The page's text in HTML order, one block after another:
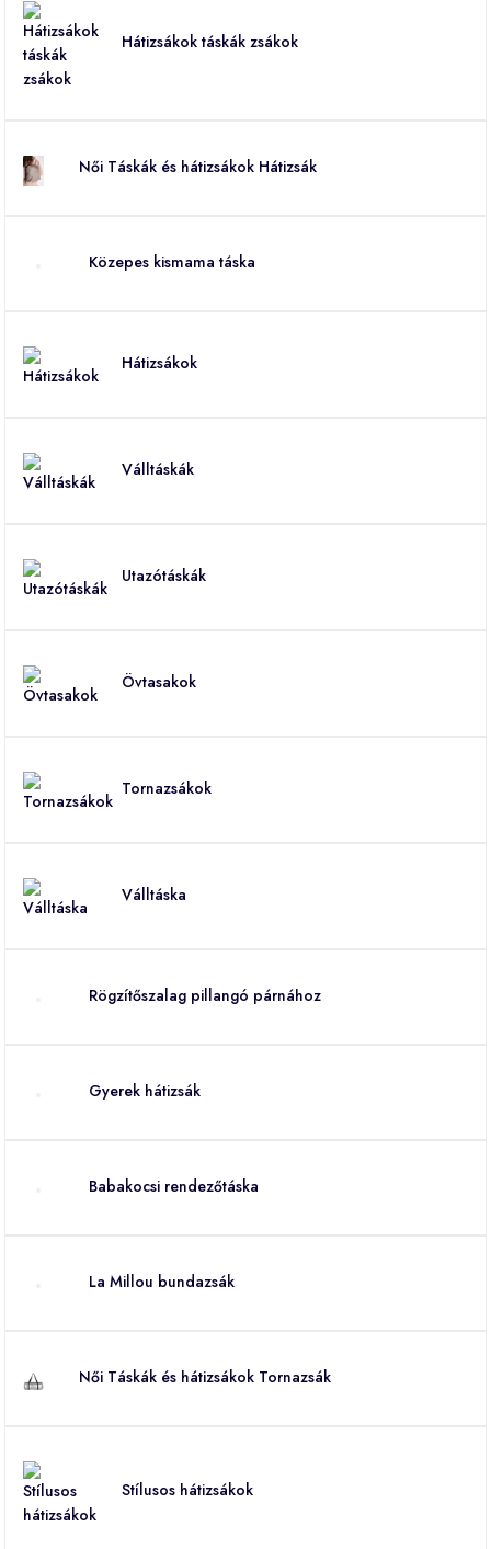
Hátizsákok táskák zsákok
Női Táskák és hátizsákok Hátizsák
Közepes kismama táska
Hátizsákok
Válltáskák
Utazótáskák
Övtasakok
Tornazsákok
Válltáska
Rögzítőszalag pillangó párnához
Gyerek hátizsák
Babakocsi rendezőtáska
La Millou bundazsák
Női Táskák és hátizsákok Tornazsák
Stílusos hátizsákok